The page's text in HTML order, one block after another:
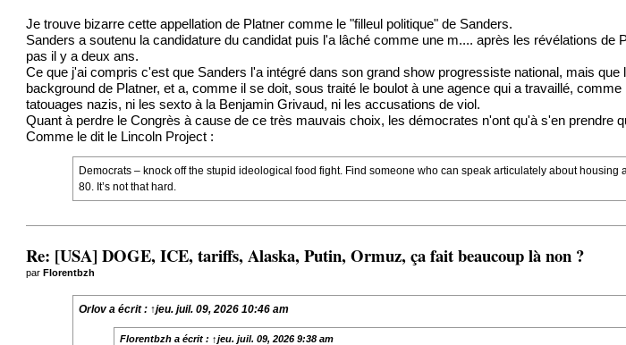
Je trouve bizarre cette appellation de Platner comme le "filleul politique" de Sanders.
Sanders a soutenu la candidature du candidat puis l'a lâché comme une m.... après les révélations
pas il y a deux ans.
Ce que j'ai compris c'est que Sanders l'a intégré dans son grand show progressiste national, mais
background de Platner, et a, comme il se doit, sous traité le boulot à une agence qui a travaillé,
tatouages nazis, ni les sexto à la Benjamin Grivaud, ni les accusations de viol.
Quant à perdre le Congrès à cause de ce très mauvais choix, les démocrates n'ont qu'à s'en prendre
Comme le dit le Lincoln Project :
Democrats – knock off the stupid ideological food fight. Find someone who can speak articulately about housing
80. It’s not that hard.
Re: [USA] DOGE, ICE, tariffs, Alaska, Putin, Ormuz, ça fait beaucoup là non ?
parFlorentbzh
Orlova écrit : ↑jeu. juil. 09, 2026 10:46 am
Florentbzha écrit : ↑jeu. juil. 09, 2026 9:38 am